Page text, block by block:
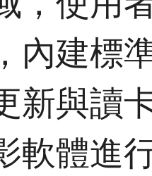
內建標
新與讀
軟體進